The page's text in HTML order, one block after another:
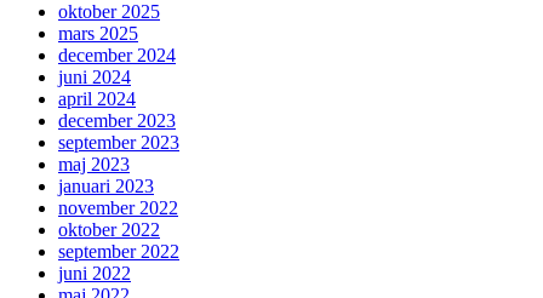
oktober 2025
mars 2025
december 2024
juni 2024
april 2024
december 2023
september 2023
maj 2023
januari 2023
november 2022
oktober 2022
september 2022
juni 2022